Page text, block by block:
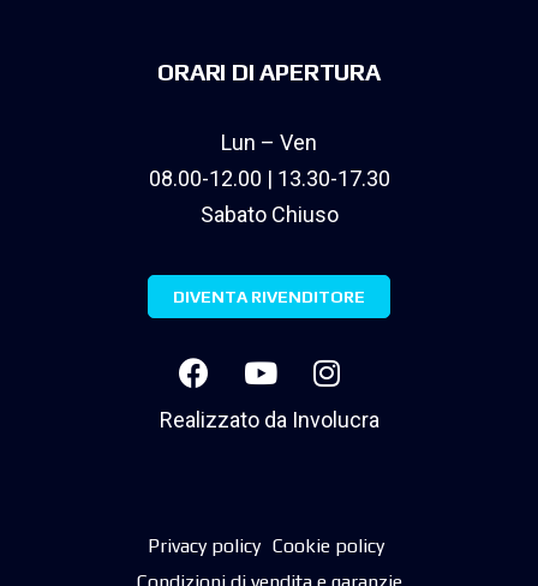
ORARI DI APERTURA
Lun – Ven
08.00-12.00 | 13.30-17.30
Sabato Chiuso
DIVENTA RIVENDITORE
Realizzato da Involucra
Privacy policy Cookie policy